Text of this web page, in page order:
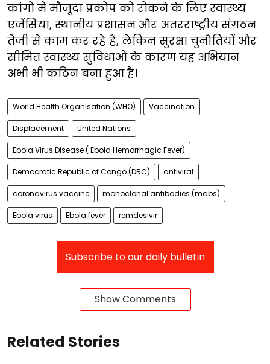
कांगो में मौजूदा प्रकोप को रोकने के लिए स्वास्थ्य
एजेंसियां, स्थानीय प्रशासन और अंतरराष्ट्रीय संगठन
तेजी से काम कर रहे हैं, लेकिन सुरक्षा चुनौतियों और
सीमित स्वास्थ्य सुविधाओं के कारण यह अभियान
अभी भी कठिन बना हुआ है।
World Health Organisation (WHO) Vaccination
Displacement United Nations
Ebola Virus Disease ( Ebola Hemorrhagic Fever)
Democratic Republic of Congo (DRC) antiviral
coronavirus vaccine monoclonal antibodies (mabs)
Ebola virus Ebola fever remdesivir
Subscribe to our daily bulletin
Show Comments
Related Stories